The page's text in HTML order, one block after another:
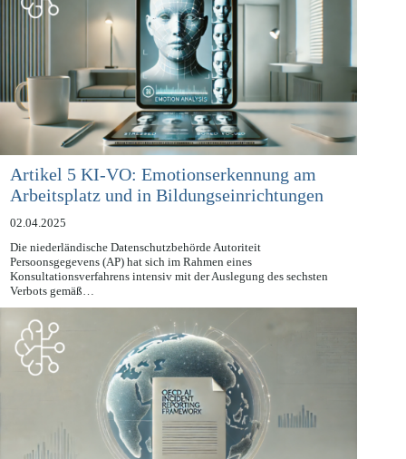
Artikel 5 KI-VO: Emotionserkennung am
Arbeitsplatz und in Bildungseinrichtungen
02.04.2025
Die niederländische Datenschutzbehörde Autoriteit
Persoonsgegevens (AP) hat sich im Rahmen eines
Konsultationsverfahrens intensiv mit der Auslegung des sechsten
Verbots gemäß…